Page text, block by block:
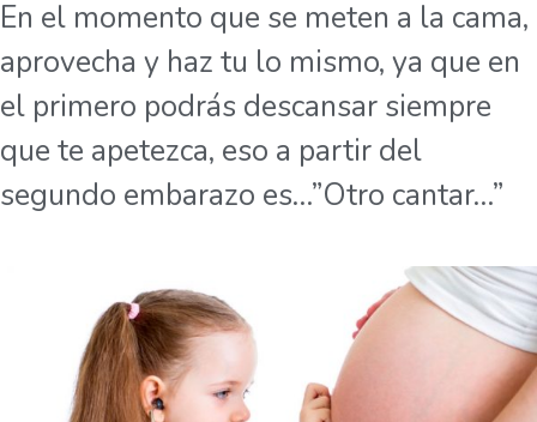
En el momento que se meten a la cama,
aprovecha y haz tu lo mismo, ya que en
el primero podrás descansar siempre
que te apetezca, eso a partir del
segundo embarazo es…”Otro cantar…”